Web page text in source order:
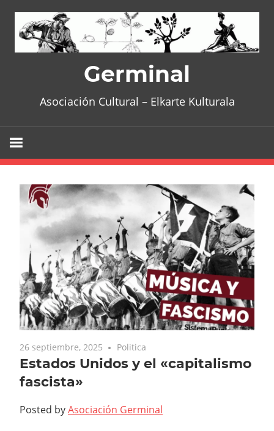
content
Germinal
Asociación Cultural – Elkarte Kulturala
26 septiembre, 2025 Politica
Estados Unidos y el «capitalismo
fascista»
Posted byAsociación Germinal